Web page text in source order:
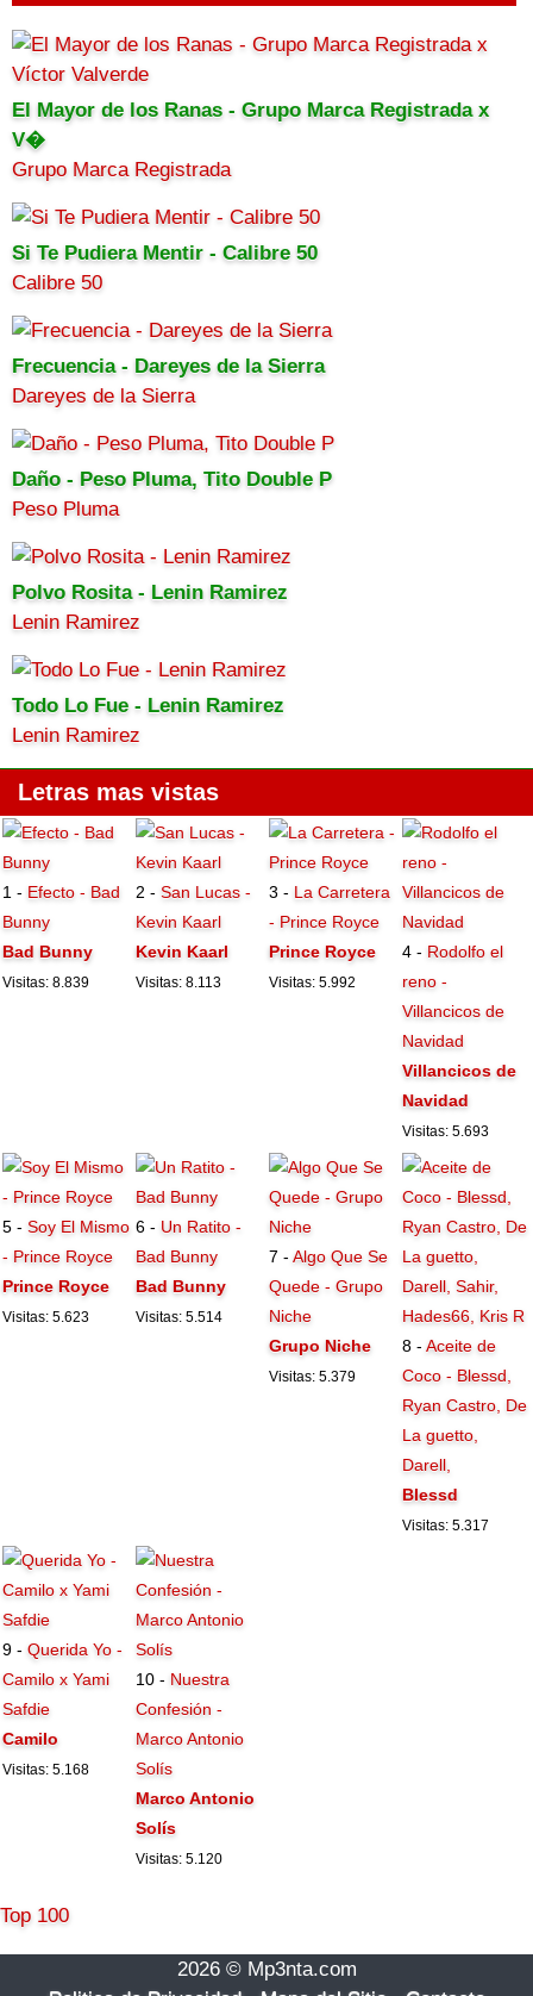
El Mayor de los Ranas - Grupo Marca Registrada x
V�
Grupo Marca Registrada
Si Te Pudiera Mentir - Calibre 50
Calibre 50
Frecuencia - Dareyes de la Sierra
Dareyes de la Sierra
Daño - Peso Pluma, Tito Double P
Peso Pluma
Polvo Rosita - Lenin Ramirez
Lenin Ramirez
Todo Lo Fue - Lenin Ramirez
Lenin Ramirez
Letras mas vistas
1 - Efecto - Bad
Bunny
Bad Bunny
Visitas: 8.839
2 -San Lucas -
Kevin Kaarl
Kevin Kaarl
Visitas: 8.113
3 - La Carretera
- Prince Royce
Prince Royce
Visitas: 5.992
4 - Rodolfo el
reno -
Villancicos de
Navidad
Villancicos de
Navidad
Visitas: 5.693
5 -Soy El Mismo
- Prince Royce
Prince Royce
Visitas: 5.623
6 - Un Ratito -
Bad Bunny
Bad Bunny
Visitas: 5.514
7 -Algo Que Se
Quede - Grupo
Niche
Grupo Niche
Visitas: 5.379
8 -Aceite de
Coco - Blessd,
Ryan Castro, De
La guetto,
Darell,
Blessd
Visitas: 5.317
9 -Querida Yo -
Camilo x Yami
Safdie
Camilo
Visitas: 5.168
10 - Nuestra
Confesión -
Marco Antonio
Solís
Marco Antonio
Solís
Visitas: 5.120
Top 100
2026 © Mp3nta.com